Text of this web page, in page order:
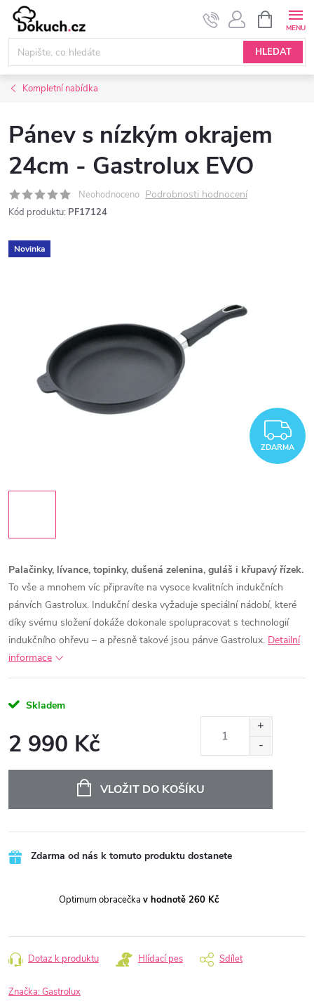
Přejít
obsah
HLEDAT
NÁKUPNÍ
KOŠÍK
Kompletní nabídka
Pánev s nízkým okrajem
24cm - Gastrolux EVO
Neohodnoceno Podrobnosti hodnocení
Kód produktu: PF17124
Novinka
ZDARMA
Palačinky, lívance, topinky, dušená zelenina, guláš i křupavý řízek.
To vše a mnohem víc připravíte na vysoce kvalitních indukčních
pánvích Gastrolux. Indukční deska vyžaduje speciální nádobí, které
díky svému složení dokáže dokonale spolupracovat s technologií
indukčního ohřevu – a přesně takové jsou pánve Gastrolux. Detailní
informace
Skladem
2 990 Kč
VLOŽIT DO KOŠÍKU
Zdarma od nás k tomuto produktu dostanete
Optimum obracečka v hodnotě 260 Kč
Dotaz k produktu Hlídací pes Sdílet
Značka:Gastrolux